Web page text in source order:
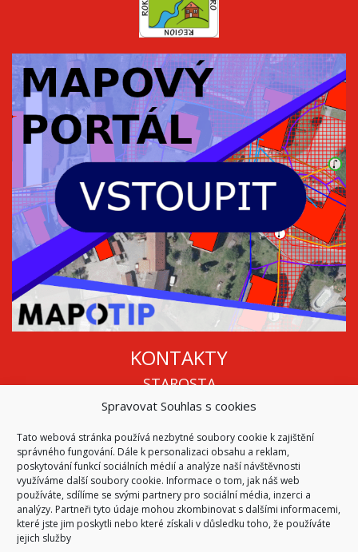
Spravovat Souhlas s cookies
Tato webová stránka používá nezbytné soubory cookie k zajištění
správného fungování. Dále k personalizaci obsahu a reklam,
poskytování funkcí sociálních médií a analýze naší návštěvnosti
využíváme další soubory cookie. Informace o tom, jak náš web
používáte, sdílíme se svými partnery pro sociální média, inzerci a
analýzy. Partneři tyto údaje mohou zkombinovat s dalšími informacemi,
které jste jim poskytli nebo které získali v důsledku toho, že používáte
jejich služby
KONTAKTY
STAROSTA
Mgr. Roman Vala
info@oukojetice.cz
ÚŘEDNÍ HODINY
Po, St: 15:30 - 16:30
Všechny kontakty | Kde nás najdete